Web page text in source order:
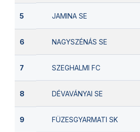
5 JAMINA SE
6 NAGYSZÉNÁS SE
7 SZEGHALMI FC
8 DÉVAVÁNYAI SE
9 FÜZESGYARMATI SK